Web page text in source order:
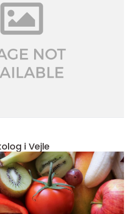
i Vejle